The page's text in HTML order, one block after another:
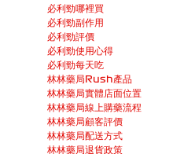
必利勁哪裡買
必利勁副作用
必利勁評價
必利勁使用心得
必利勁每天吃
林林藥局Rush產品
林林藥局實體店面位置
林林藥局線上購藥流程
林林藥局顧客評價
林林藥局配送方式
林林藥局退貨政策